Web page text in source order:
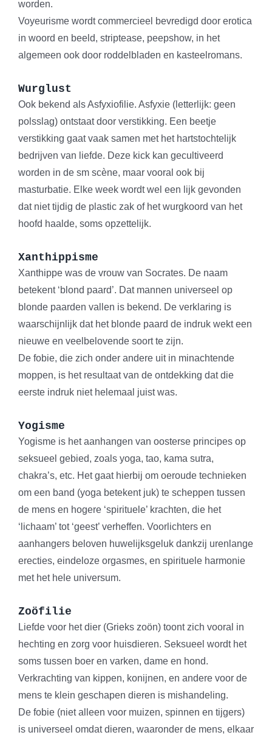
worden.
Voyeurisme wordt commercieel bevredigd door erotica
in woord en beeld, striptease, peepshow, in het
algemeen ook door roddelbladen en kasteelromans.
Wurglust
Ook bekend als Asfyxiofilie. Asfyxie (letterlijk: geen
polsslag) ontstaat door verstikking. Een beetje
verstikking gaat vaak samen met het hartstochtelijk
bedrijven van liefde. Deze kick kan gecultiveerd
worden in de sm scène, maar vooral ook bij
masturbatie. Elke week wordt wel een lijk gevonden
dat niet tijdig de plastic zak of het wurgkoord van het
hoofd haalde, soms opzettelijk.
Xanthippisme
Xanthippe was de vrouw van Socrates. De naam
betekent ‘blond paard’. Dat mannen universeel op
blonde paarden vallen is bekend. De verklaring is
waarschijnlijk dat het blonde paard de indruk wekt een
nieuwe en veelbelovende soort te zijn.
De fobie, die zich onder andere uit in minachtende
moppen, is het resultaat van de ontdekking dat die
eerste indruk niet helemaal juist was.
Yogisme
Yogisme is het aanhangen van oosterse principes op
seksueel gebied, zoals yoga, tao, kama sutra,
chakra’s, etc. Het gaat hierbij om oeroude technieken
om een band (yoga betekent juk) te scheppen tussen
de mens en hogere ‘spirituele’ krachten, die het
‘lichaam’ tot ‘geest’ verheffen. Voorlichters en
aanhangers beloven huwelijksgeluk dankzij urenlange
erecties, eindeloze orgasmes, en spirituele harmonie
met het hele universum.
Zoöfilie
Liefde voor het dier (Grieks zoön) toont zich vooral in
hechting en zorg voor huisdieren. Seksueel wordt het
soms tussen boer en varken, dame en hond.
Verkrachting van kippen, konijnen, en andere voor de
mens te klein geschapen dieren is mishandeling.
De fobie (niet alleen voor muizen, spinnen en tijgers)
is universeel omdat dieren, waaronder de mens, elkaar